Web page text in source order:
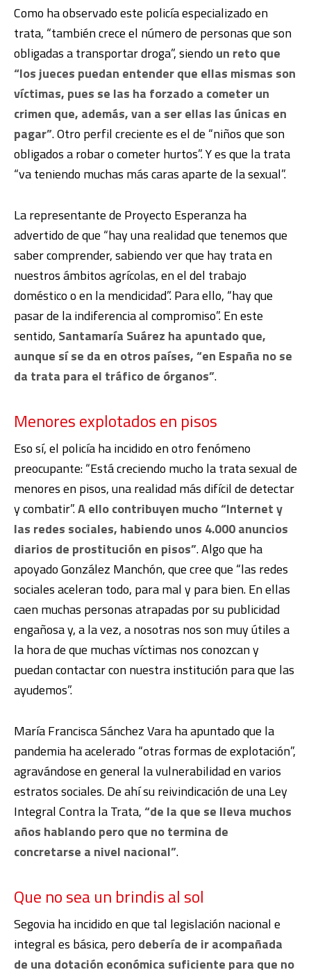
Como ha observado este policía especializado en
trata, “también crece el número de personas que son
obligadas a transportar droga”, siendo un reto que
“los jueces puedan entender que ellas mismas son
víctimas, pues se las ha forzado a cometer un
crimen que, además, van a ser ellas las únicas en
pagar”. Otro perfil creciente es el de “niños que son
obligados a robar o cometer hurtos”. Y es que la trata
“va teniendo muchas más caras aparte de la sexual”.
La representante de Proyecto Esperanza ha
advertido de que “hay una realidad que tenemos que
saber comprender, sabiendo ver que hay trata en
nuestros ámbitos agrícolas, en el del trabajo
doméstico o en la mendicidad”. Para ello, “hay que
pasar de la indiferencia al compromiso”. En este
sentido, Santamaría Suárez ha apuntado que,
aunque sí se da en otros países, “en España no se
da trata para el tráfico de órganos”.
Menores explotados en pisos
Eso sí, el policía ha incidido en otro fenómeno
preocupante: “Está creciendo mucho la trata sexual de
menores en pisos, una realidad más difícil de detectar
y combatir”.A ello contribuyen mucho “Internet y
las redes sociales, habiendo unos 4.000 anuncios
diarios de prostitución en pisos”. Algo que ha
apoyado González Manchón, que cree que “las redes
sociales aceleran todo, para mal y para bien. En ellas
caen muchas personas atrapadas por su publicidad
engañosa y, a la vez, a nosotras nos son muy útiles a
la hora de que muchas víctimas nos conozcan y
puedan contactar con nuestra institución para que las
ayudemos”.
María Francisca Sánchez Vara ha apuntado que la
pandemia ha acelerado “otras formas de explotación”,
agravándose en general la vulnerabilidad en varios
estratos sociales. De ahí su reivindicación de una Ley
Integral Contra la Trata,“de la que se lleva muchos
años hablando pero que no termina de
concretarse a nivel nacional”.
Que no sea un brindis al sol
Segovia ha incidido en que tal legislación nacional e
integral es básica, pero debería de ir acompañada
de una dotación económica suficiente para que no